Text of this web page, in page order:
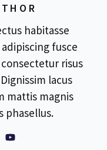
habitasse
fusce
risus
lacus
mattis magnis
phasellus.